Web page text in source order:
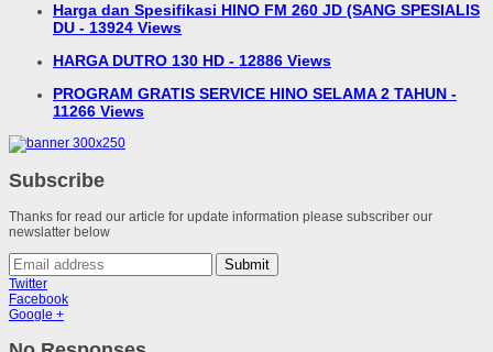
Harga dan Spesifikasi HINO FM 260 JD (SANG SPESIALIS
DU - 13924 Views
HARGA DUTRO 130 HD - 12886 Views
PROGRAM GRATIS SERVICE HINO SELAMA 2 TAHUN -
11266 Views
Subscribe
Thanks for read our article for update information please subscriber our
newslatter below
Submit
Twitter
Facebook
Google +